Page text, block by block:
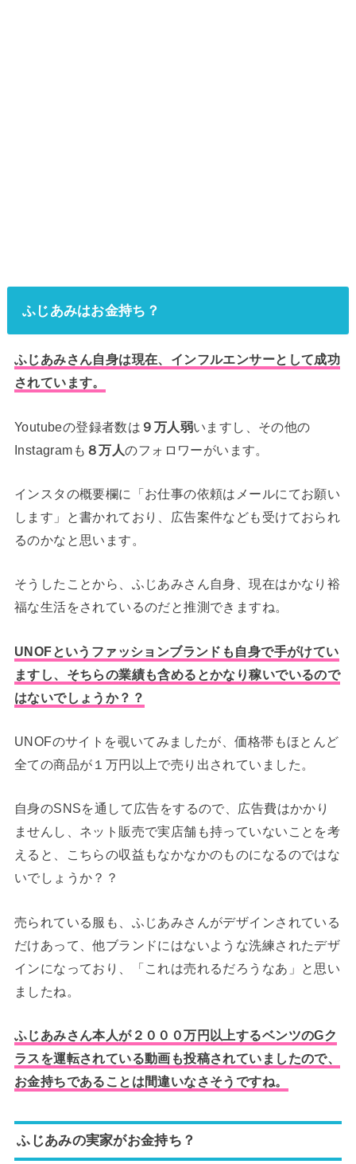
ふじあみはお金持ち？
ふじあみさん自身は現在、インフルエンサーとして成功
されています。
Youtubeの登録者数は ９万人弱いますし、その他の
Instagramも ８万人のフォロワーがいます。
インスタの概要欄に「お仕事の依頼はメールにてお願い
します」と書かれており、広告案件なども受けておられ
るのかなと思います。
そうしたことから、ふじあみさん自身、現在はかなり裕
福な生活をされているのだと推測できますね。
UNOFというファッションブランドも自身で手がけてい
ますし、そちらの業績も含めるとかなり稼いでいるので
はないでしょうか？？
UNOFのサイトを覗いてみましたが、価格帯もほとんど
全ての商品が１万円以上で売り出されていました。
自身のSNSを通して広告をするので、広告費はかかり
ませんし、ネット販売で実店舗も持っていないことを考
えると、こちらの収益もなかなかのものになるのではな
いでしょうか？？
売られている服も、ふじあみさんがデザインされている
だけあって、他ブランドにはないような洗練されたデザ
インになっており、「これは売れるだろうなあ」と思い
ましたね。
ふじあみさん本人が２０００万円以上するベンツのGク
ラスを運転されている動画も投稿されていましたので、
お金持ちであることは間違いなさそうですね。
ふじあみの実家がお金持ち？